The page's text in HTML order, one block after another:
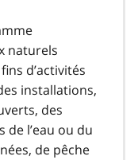
naturels
d’activités
installations,
des
l’eau ou du
de pêche